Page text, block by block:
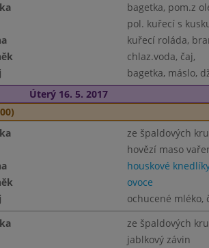
bagetka, pom.z
pol. kuřecí s
kuřecí roláda,
chlaz.voda, čaj,
bagetka, máslo,
Úterý 16. 5. 2017
ze špaldových
hovězí maso
houskové
ovoce
ochucené mléko,
ze špaldových
jablkový závin